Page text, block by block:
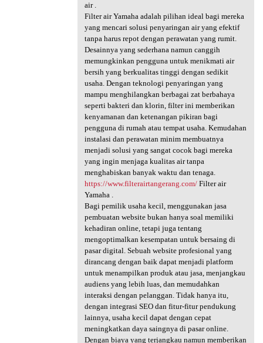
air .
Filter air Yamaha adalah pilihan ideal bagi mereka
yang mencari solusi penyaringan air yang efektif
tanpa harus repot dengan perawatan yang rumit.
Desainnya yang sederhana namun canggih
memungkinkan pengguna untuk menikmati air
bersih yang berkualitas tinggi dengan sedikit
usaha. Dengan teknologi penyaringan yang
mampu menghilangkan berbagai zat berbahaya
seperti bakteri dan klorin, filter ini memberikan
kenyamanan dan ketenangan pikiran bagi
pengguna di rumah atau tempat usaha. Kemudahan
instalasi dan perawatan minim membuatnya
menjadi solusi yang sangat cocok bagi mereka
yang ingin menjaga kualitas air tanpa
menghabiskan banyak waktu dan tenaga.
https://www.filterairtangerang.com/Filter air
Yamaha .
Bagi pemilik usaha kecil, menggunakan jasa
pembuatan website bukan hanya soal memiliki
kehadiran online, tetapi juga tentang
mengoptimalkan kesempatan untuk bersaing di
pasar digital. Sebuah website profesional yang
dirancang dengan baik dapat menjadi platform
untuk menampilkan produk atau jasa, menjangkau
audiens yang lebih luas, dan memudahkan
interaksi dengan pelanggan. Tidak hanya itu,
dengan integrasi SEO dan fitur-fitur pendukung
lainnya, usaha kecil dapat dengan cepat
meningkatkan daya saingnya di pasar online.
Dengan biaya yang terjangkau namun memberikan